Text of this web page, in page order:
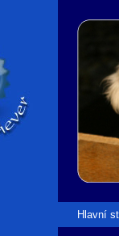
Hlavní